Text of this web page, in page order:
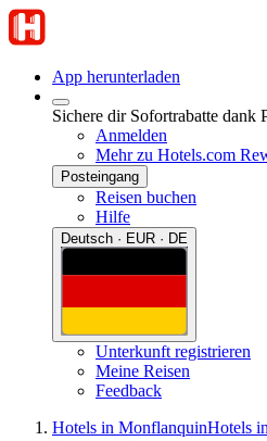
App herunterladen
Sichere dir Sofortrabatte dank
Anmelden
Mehr zu Hotels.com
Posteingang
Reisen buchen
Hilfe
Deutsch · EUR · DE
Unterkunft registrieren
Meine Reisen
Feedback
Hotels in MonflanquinHotels